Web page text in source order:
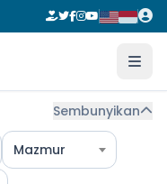
Sembunyikan
Mazmur